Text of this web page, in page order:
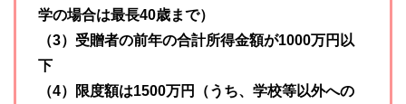
学の場合は最長40歳まで）
（3）受贈者の前年の合計所得金額が1000万円以
下
（4）限度額は1500万円（うち、学校等以外への